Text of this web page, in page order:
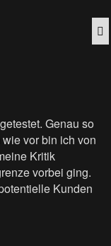
Genau so
vor bin ich von
Kritik
vorbei ging.
Kunden